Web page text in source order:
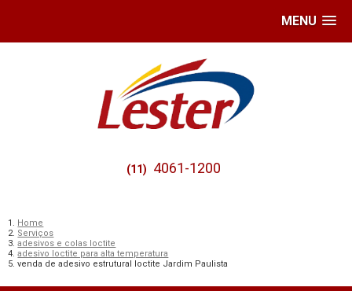
MENU
(11) 4061-1200
Home
Serviços
adesivos e colas loctite
adesivo loctite para alta temperatura
venda de adesivo estrutural loctite Jardim Paulista